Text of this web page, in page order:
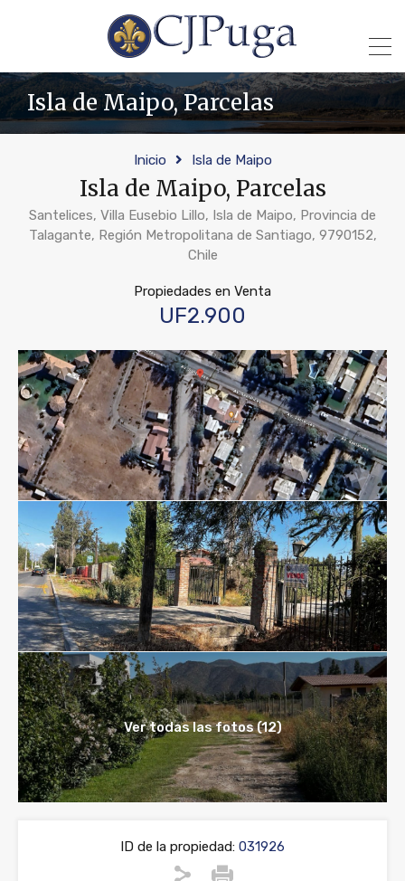
Isla de Maipo, Parcelas
Inicio Isla de Maipo
Isla de Maipo, Parcelas
Santelices, Villa Eusebio Lillo, Isla de Maipo, Provincia de
Talagante, Región Metropolitana de Santiago, 9790152,
Chile
Propiedades en Venta
UF2.900
Ver todas las fotos (12)
ID de la propiedad: 031926